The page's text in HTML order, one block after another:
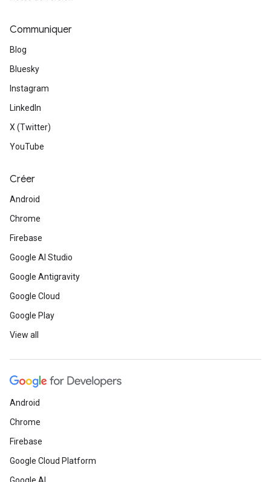
Communiquer
Blog
Bluesky
Instagram
LinkedIn
X (Twitter)
YouTube
Créer
Android
Chrome
Firebase
Google AI Studio
Google Antigravity
Google Cloud
Google Play
View all
Android
Chrome
Firebase
Google Cloud Platform